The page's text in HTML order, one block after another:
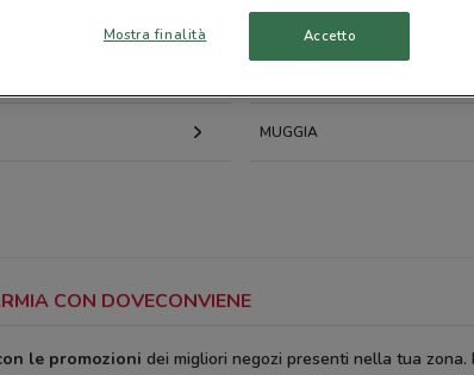
RONCHI DEI LEGIONARI
MUGGIA
CON DOVECONVIENE
le promozioni dei migliori negozi presenti nella tua
Mostra finalità Accetto